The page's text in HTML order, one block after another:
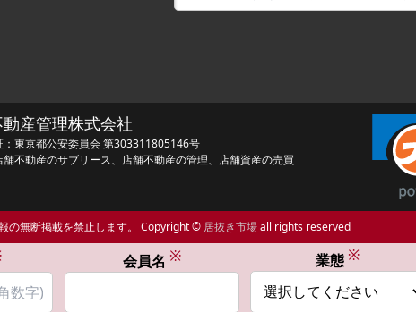
産管理株式会社
：東京都公安委員会 第303311805146号
不動産のサブリース、店舗不動産の管理、店舗資産の売買
の無断掲載を禁止します。 Copyright © 居抜き市場all rights reserved
会員名 ※ 業態 ※